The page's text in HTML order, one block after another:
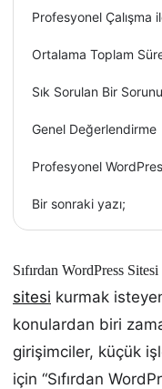
Profesyonel Çalışma
Ortalama Toplam
Sık Sorulan Bir
Genel Değerlendirme
Profesyonel
Bir sonraki yazı;
Sıfırdan WordPress
sitesi kurmak
konulardan biri
girişimciler, küçük
için “Sıfırdan